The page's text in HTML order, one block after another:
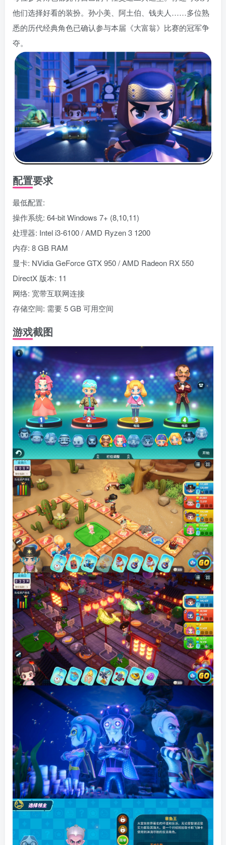
他们选择好看的装扮。孙小美、阿土伯、钱夫人……多位熟
悉的历代经典角色已确认参与本届《大富翁》比赛的冠军争
夺。
配置要求
最低配置:
操作系统: 64-bit Windows 7+ (8,10,11)
处理器: Intel i3-6100 / AMD Ryzen 3 1200
内存: 8 GB RAM
显卡: NVidia GeForce GTX 950 / AMD Radeon RX 550
DirectX 版本: 11
网络: 宽带互联网连接
存储空间: 需要 5 GB 可用空间
游戏截图